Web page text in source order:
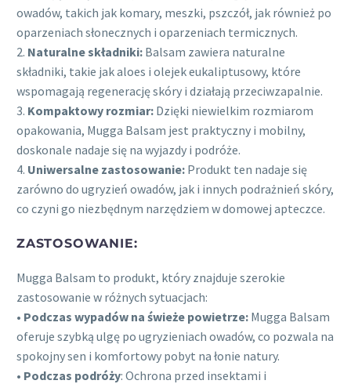
owadów, takich jak komary, meszki, pszczół, jak również po
oparzeniach słonecznych i oparzeniach termicznych.
2. Naturalne składniki: Balsam zawiera naturalne
składniki, takie jak aloes i olejek eukaliptusowy, które
wspomagają regenerację skóry i działają przeciwzapalnie.
3. Kompaktowy rozmiar: Dzięki niewielkim rozmiarom
opakowania, Mugga Balsam jest praktyczny i mobilny,
doskonale nadaje się na wyjazdy i podróże.
4. Uniwersalne zastosowanie: Produkt ten nadaje się
zarówno do ugryzień owadów, jak i innych podrażnień skóry,
co czyni go niezbędnym narzędziem w domowej apteczce.
ZASTOSOWANIE:
Mugga Balsam to produkt, który znajduje szerokie
zastosowanie w różnych sytuacjach:
• Podczas wypadów na świeże powietrze: Mugga Balsam
oferuje szybką ulgę po ugryzieniach owadów, co pozwala na
spokojny sen i komfortowy pobyt na łonie natury.
• Podczas podróży: Ochrona przed insektami i